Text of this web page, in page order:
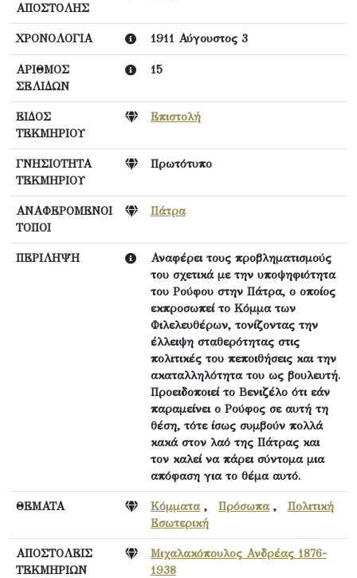
ΑΠΟΣΤΟΛΗΣ
ΧΡΟΝΟΛΟΓΙΑ 1911 Αύγουστος 3
ΑΡΙΘΜΟΣ
ΣΕΛΙΔΩΝ
15
ΕΙΔΟΣ
ΤΕΚΜΗΡΙΟΥ
Επιστολή
ΓΝΗΣΙΟΤΗΤΑ
ΤΕΚΜΗΡΙΟΥ
Πρωτότυπο
ΑΝΑΦΕΡΟΜΕΝΟΙ
ΤΟΠΟΙ
Πάτρα
ΠΕΡΙΛΗΨΗ
Αναφέρει τους προβληματισμούς
του σχετικά με την υποψηφιότητα
του Ρούφου στην Πάτρα, ο οποίος
εκπροσωπεί το Κόμμα των
Φιλελευθέρων, τονίζοντας την
έλλειψη σταθερότητας στις
πολιτικές του πεποιθήσεις και την
ακαταλληλότητα του ως βουλευτή.
Προειδοποιεί το Βενιζέλο ότι εάν
παραμείνει ο Ρούφος σε αυτή τη
θέση, τότε ίσως συμβούν πολλά
κακά στον λαό της Πάτρας και
τον καλεί να πάρει σύντομα μια
απόφαση για το θέμα αυτό.
ΘΕΜΑΤΑ Κόμματα, Πρόσωπα, Πολιτική
Εσωτερική
ΑΠΟΣΤΟΛΕΙΣ
ΤΕΚΜΗΡΙΩΝ
Μιχαλακόπουλος Ανδρέας 1876-
1938